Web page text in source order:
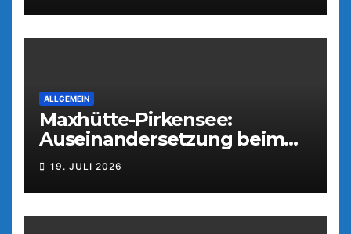
ALLGEMEIN
Maxhütte-Pirkensee:
Auseinandersetzung beim
Parkfest
19. JULI 2026